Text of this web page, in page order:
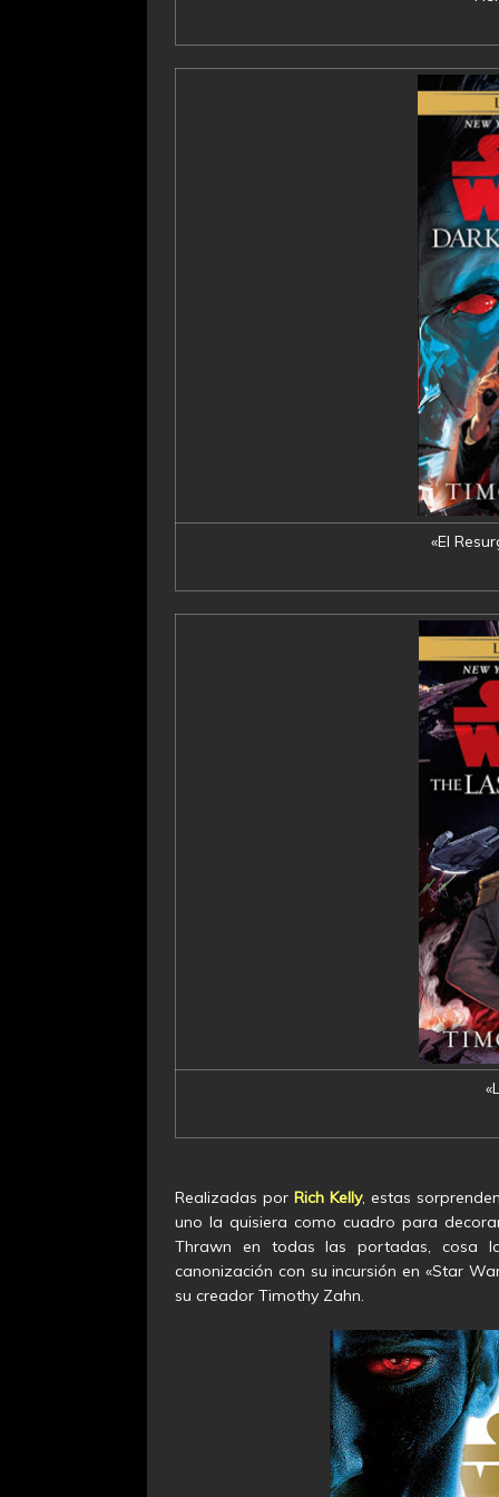
«El
Realizadas porRich Kelly, estas
uno la quisiera como cuadro para
Thrawn en todas las portadas, cosa
canonización con su incursión en «Star
su creador Timothy Zahn.